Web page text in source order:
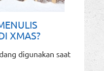
XMAS?
digunakan saat